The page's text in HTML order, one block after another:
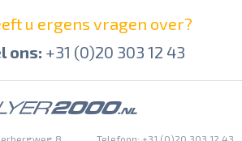
u ergens vragen over?
ons: +31 (0)20 303 12 43
8 Telefoon: +31 (0)20 303 12 43